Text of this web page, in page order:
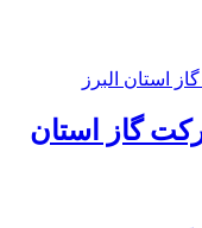
گاز استان